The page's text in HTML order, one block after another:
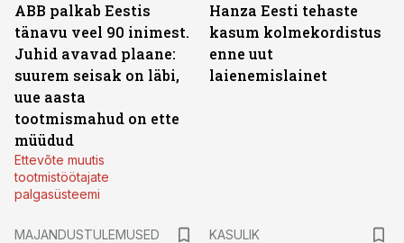
ABB palkab Eestis
tänavu veel 90 inimest.
Juhid avavad plaane:
suurem seisak on läbi,
uue aasta
tootmismahud on ette
müüdud
Ettevõte muutis
tootmistöötajate
palgasüsteemi
Hanza Eesti tehaste
kasum kolmekordistus
enne uut
laienemislainet
MAJANDUSTULEMUSED KASULIK